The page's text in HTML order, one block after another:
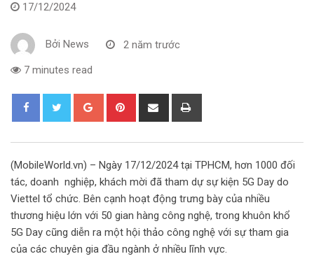
17/12/2024
Bởi News 2 năm trước
7 minutes read
o
l
e
+
i
e
r
e
s
t
h
e
v
i
a
E
m
r
t
(MobileWorld.vn) – Ngày 17/12/2024 tại TPHCM, hơn 1000 đối
tác, doanh nghiệp, khách mời đã tham dự sự kiện 5G Day do
Viettel tổ chức. Bên cạnh hoạt động trưng bày của nhiều
thương hiệu lớn với 50 gian hàng công nghệ, trong khuôn khổ
5G Day cũng diễn ra một hội thảo công nghệ với sự tham gia
của các chuyên gia đầu ngành ở nhiều lĩnh vực.